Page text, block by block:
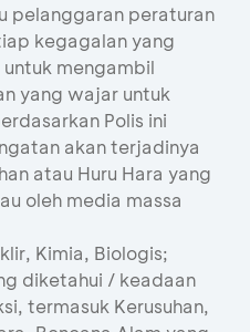
pelanggaran peraturan
kegagalan yang
mengambil
yang wajar untuk
Polis ini
akan terjadinya
atau Huru Hara yang
oleh media massa
Kimia, Biologis;
diketahui / keadaan
termasuk Kerusuhan,